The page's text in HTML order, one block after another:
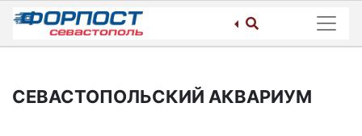
Skip
content
СЕВАСТОПОЛЬСКИЙ АКВАРИУМ